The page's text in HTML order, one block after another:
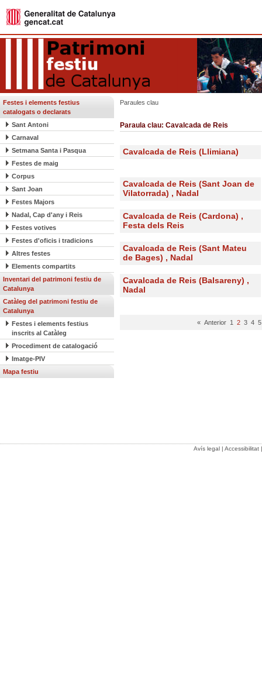
Festes i elements festius
catalogats o declarats
Sant Antoni
Carnaval
Setmana Santa i Pasqua
Festes de maig
Corpus
Sant Joan
Festes Majors
Nadal, Cap d'any i Reis
Festes votives
Festes d'oficis i tradicions
Altres festes
Elements compartits
Inventari del patrimoni festiu de
Catalunya
Catàleg del patrimoni festiu de
Catalunya
Festes i elements festius
inscrits al Catàleg
Procediment de catalogació
Imatge-PIV
Mapa festiu
Paraules clau
Paraula clau: Cavalcada de Reis
Cavalcada de Reis (Llimiana)
Cavalcada de Reis (Sant Joan de
Vilatorrada) , Nadal
Cavalcada de Reis (Cardona) ,
Festa dels Reis
Cavalcada de Reis (Sant Mateu
de Bages) , Nadal
Cavalcada de Reis (Balsareny) ,
Nadal
« Anterior 1 2 3 4 5
Avís legal| Accessibilitat